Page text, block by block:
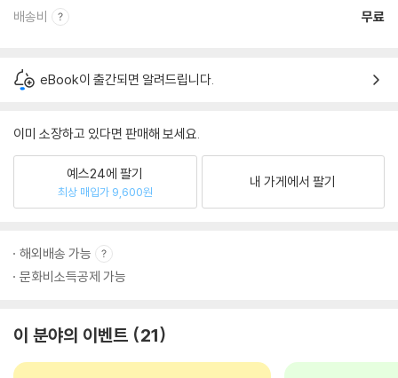
배송비 무료
eBook이 출간되면 알려드립니다.
이미 소장하고 있다면 판매해 보세요.
예스24에 팔기
최상 매입가 9,600원
내 가게에서 팔기
해외배송 가능
문화비소득공제 가능
이 분야의 이벤트 21